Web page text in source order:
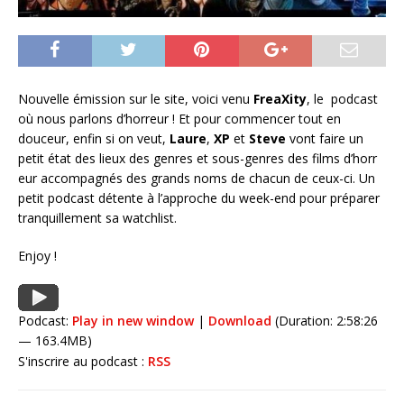
Nouvelle émission sur le site, voici venu FreaXity, le podcast
où nous parlons d’horreur ! Et pour commencer tout en
douceur, enfin si on veut, Laure, XP et Steve vont faire un
petit état des lieux des genres et sous-genres des films d’horr
eur accompagnés des grands noms de chacun de ceux-ci. Un
petit podcast détente à l’approche du week-end pour préparer
tranquillement sa watchlist.
Enjoy !
Podcast: Play in new window| Download (Duration: 2:58:26
— 163.4MB)
S'inscrire au podcast : RSS